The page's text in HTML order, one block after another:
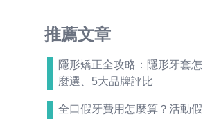
推薦文章
隱形矯正全攻略：隱形牙套怎
麼選、5大品牌評比
全口假牙費用怎麼算？活動假